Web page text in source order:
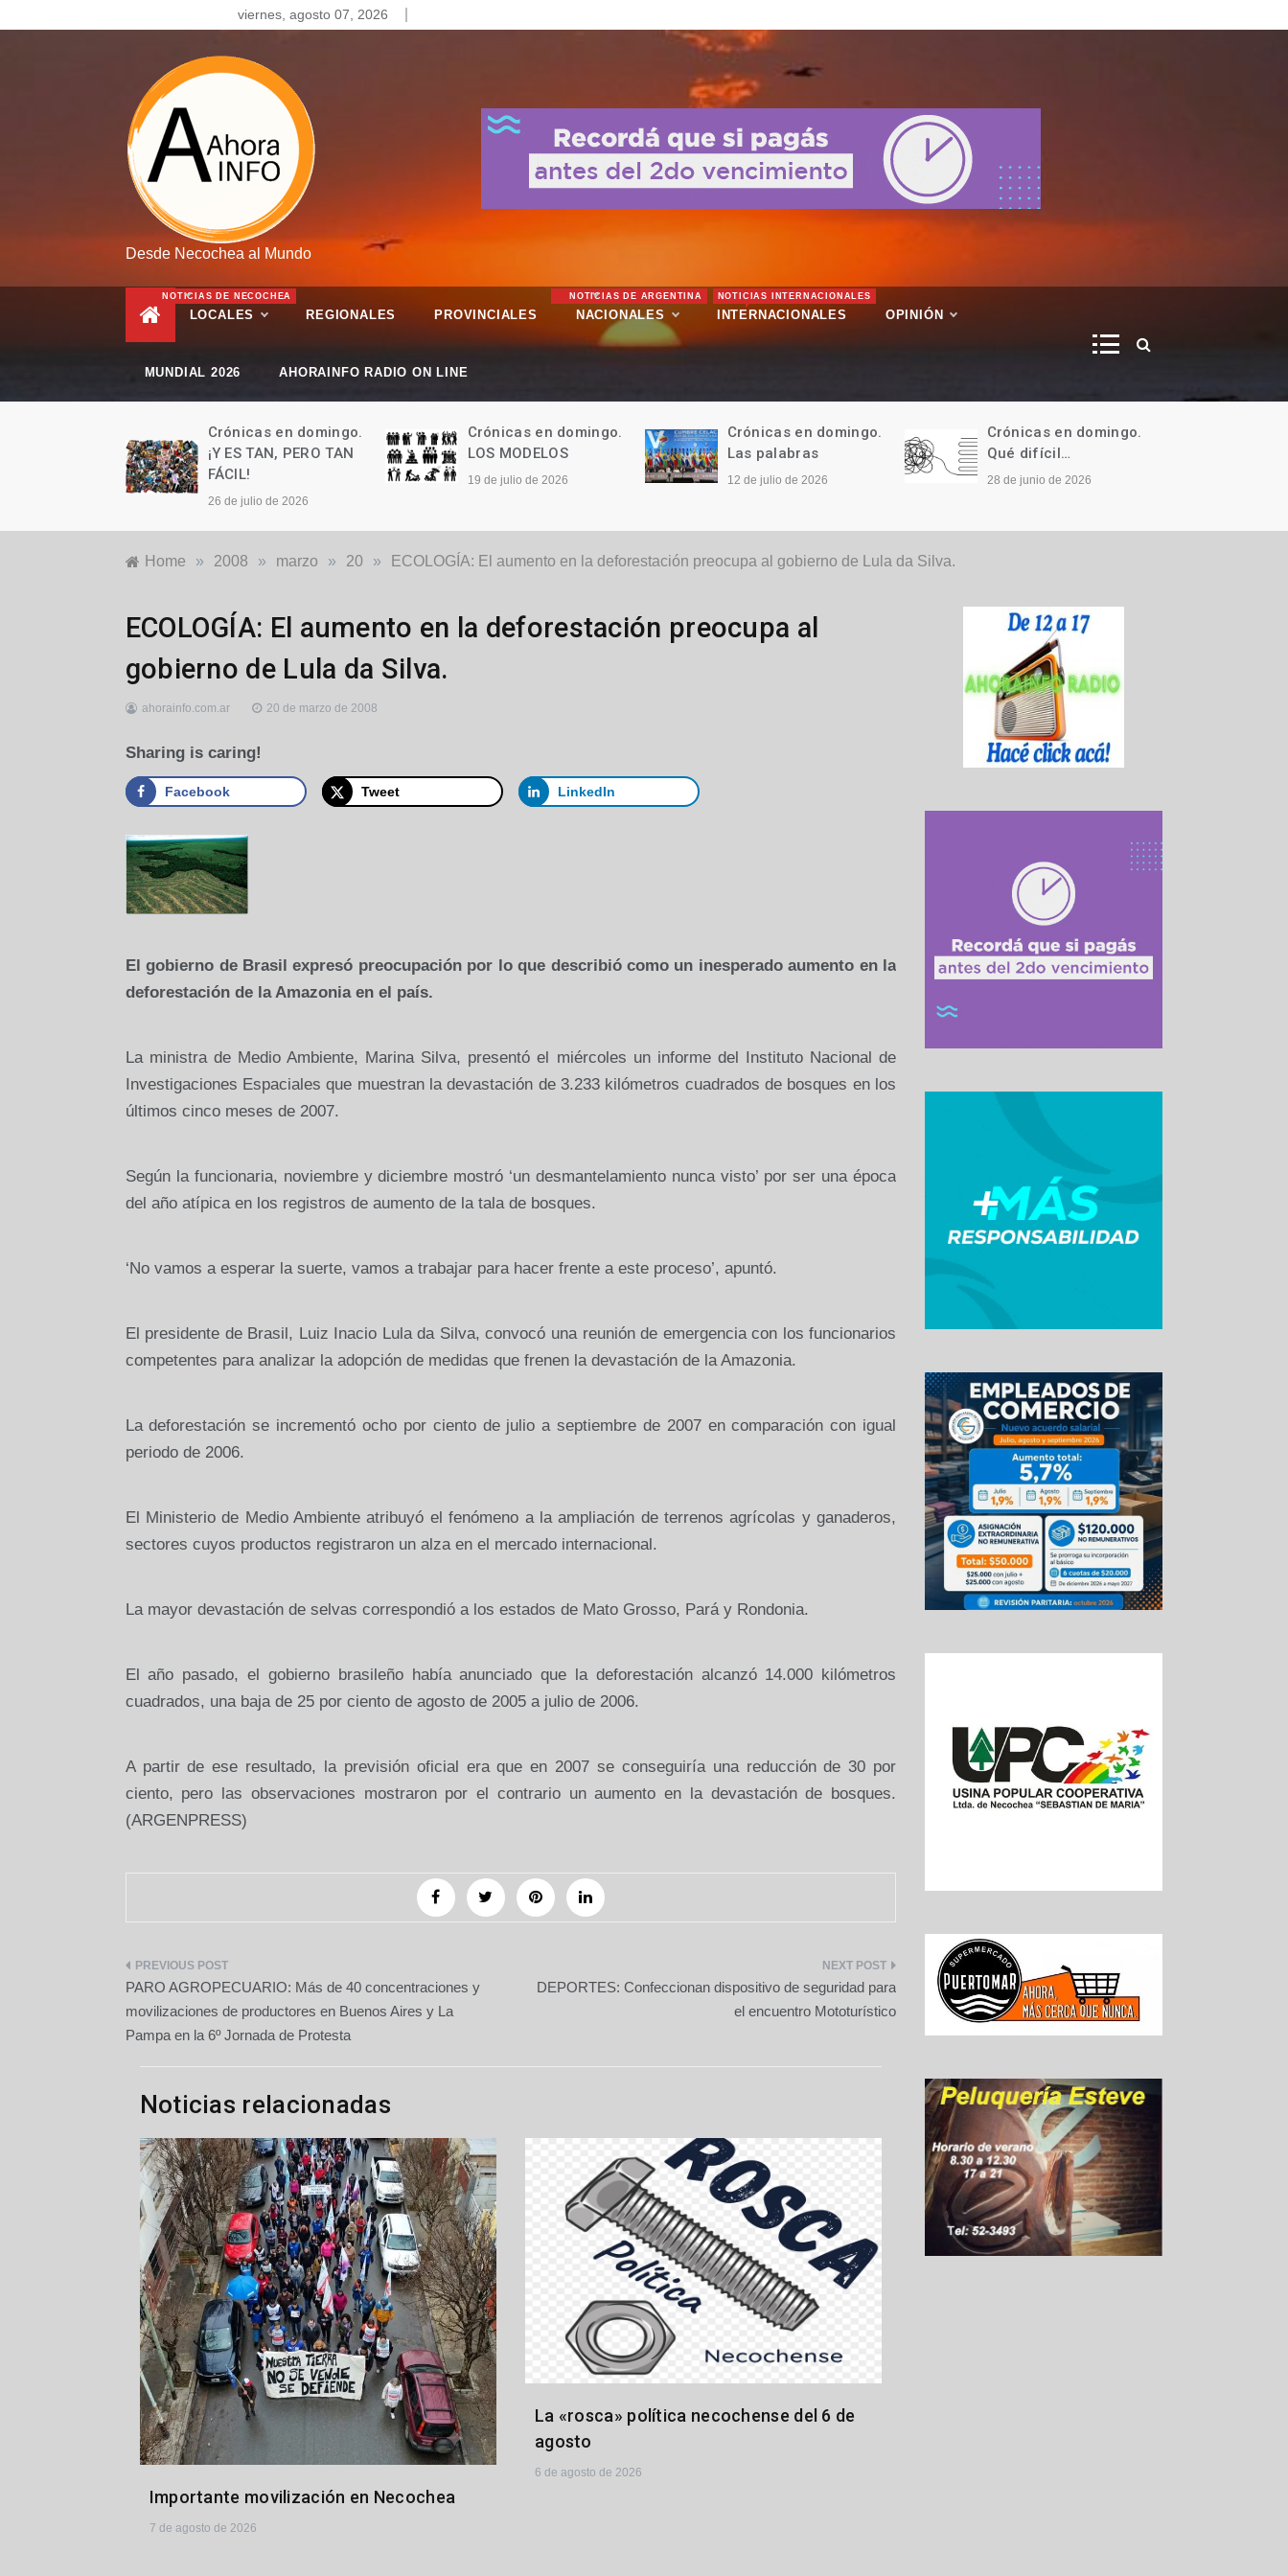
to
viernes, agosto 07, 2026
Desde Necochea al Mundo
LOCALES
NOTICIAS DE NECOCHEA
REGIONALES PROVINCIALES NACIONALES
NOTICIAS DE ARGENTINA
INTERNACIONALES
NOTICIAS INTERNACIONALES
OPINIÓN
MUNDIAL 2026 AHORAINFO RADIO ON LINE
Crónicas en domingo.
¡Y ES TAN, PERO TAN
FÁCIL!
26 de julio de 2026
Crónicas en domingo.
LOS MODELOS
19 de julio de 2026
Crónicas en domingo.
Las palabras
12 de julio de 2026
Crónicas en domingo.
Qué difícil…
28 de junio de 2026
Home » 2008 » marzo » 20 » ECOLOGÍA: El aumento en la deforestación preocupa al gobierno de Lula da Silva.
Locales
ECOLOGÍA: El aumento en la deforestación preocupa al
gobierno de Lula da Silva.
ahorainfo.com.ar 20 de marzo de 2008
Sharing is caring!
Facebook Tweet LinkedIn
El gobierno de Brasil expresó preocupación por lo que describió como un inesperado aumento en la
deforestación de la Amazoniaen el país.
La ministra de Medio Ambiente, Marina Silva, presentó el miércoles un informe del Instituto Nacional de
Investigaciones Espaciales que muestran la devastación de 3.233 kilómetros cuadrados de bosques en los
últimos cinco meses de 2007.
Según la funcionaria, noviembre y diciembre mostró ‘un desmantelamiento nunca visto’ por ser una época
del año atípica en los registros de aumento de la tala de bosques.
‘No vamos a esperar la suerte, vamos a trabajar para hacer frente a este proceso’, apuntó.
El presidente de Brasil, Luiz Inacio Lula da Silva, convocó una reunión de emergencia con los funcionarios
competentes para analizar la adopción de medidas que frenen la devastación de la Amazonia.
La deforestación se incrementó ocho por ciento de julio a septiembre de 2007 en comparación con igual
periodo de 2006.
El Ministerio de Medio Ambiente atribuyó el fenómeno a la ampliación de terrenos agrícolas y ganaderos,
sectores cuyos productos registraron un alza en el mercado internacional.
La mayor devastación de selvas correspondió a los estados de Mato Grosso, Pará y Rondonia.
El año pasado, el gobierno brasileño había anunciado que la deforestación alcanzó 14.000 kilómetros
cuadrados, una baja de 25 por ciento de agosto de 2005 ajulio de 2006.
A partir de ese resultado, la previsión oficial era que en 2007 se conseguiría una reducción de 30 por
ciento, pero las observaciones mostraron por el contrario un aumento en la devastación de bosques.
(ARGENPRESS)
Navegación
de
entradas
PARO AGROPECUARIO: Más de 40 concentraciones y
movilizaciones de productores en Buenos Aires y La
Pampa en la 6º Jornada de Protesta
DEPORTES: Confeccionan dispositivo de seguridad para
el encuentro Mototurístico
Noticias relacionadas
Importante movilización en Necochea
7 de agosto de 2026
La «rosca» política necochense del 6 de
agosto
6 de agosto de 2026